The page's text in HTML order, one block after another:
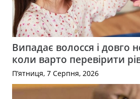
Випадає волосся і довго
коли варто перевірити
П’ятниця, 7 Серпня, 2026